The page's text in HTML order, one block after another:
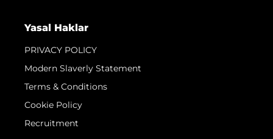
Yasal Haklar
PRIVACY POLICY
Modern Slaverly Statement
Terms & Conditions
Cookie Policy
Recruitment